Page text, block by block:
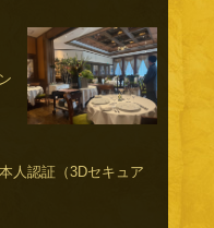
人認証（3Dセキュア